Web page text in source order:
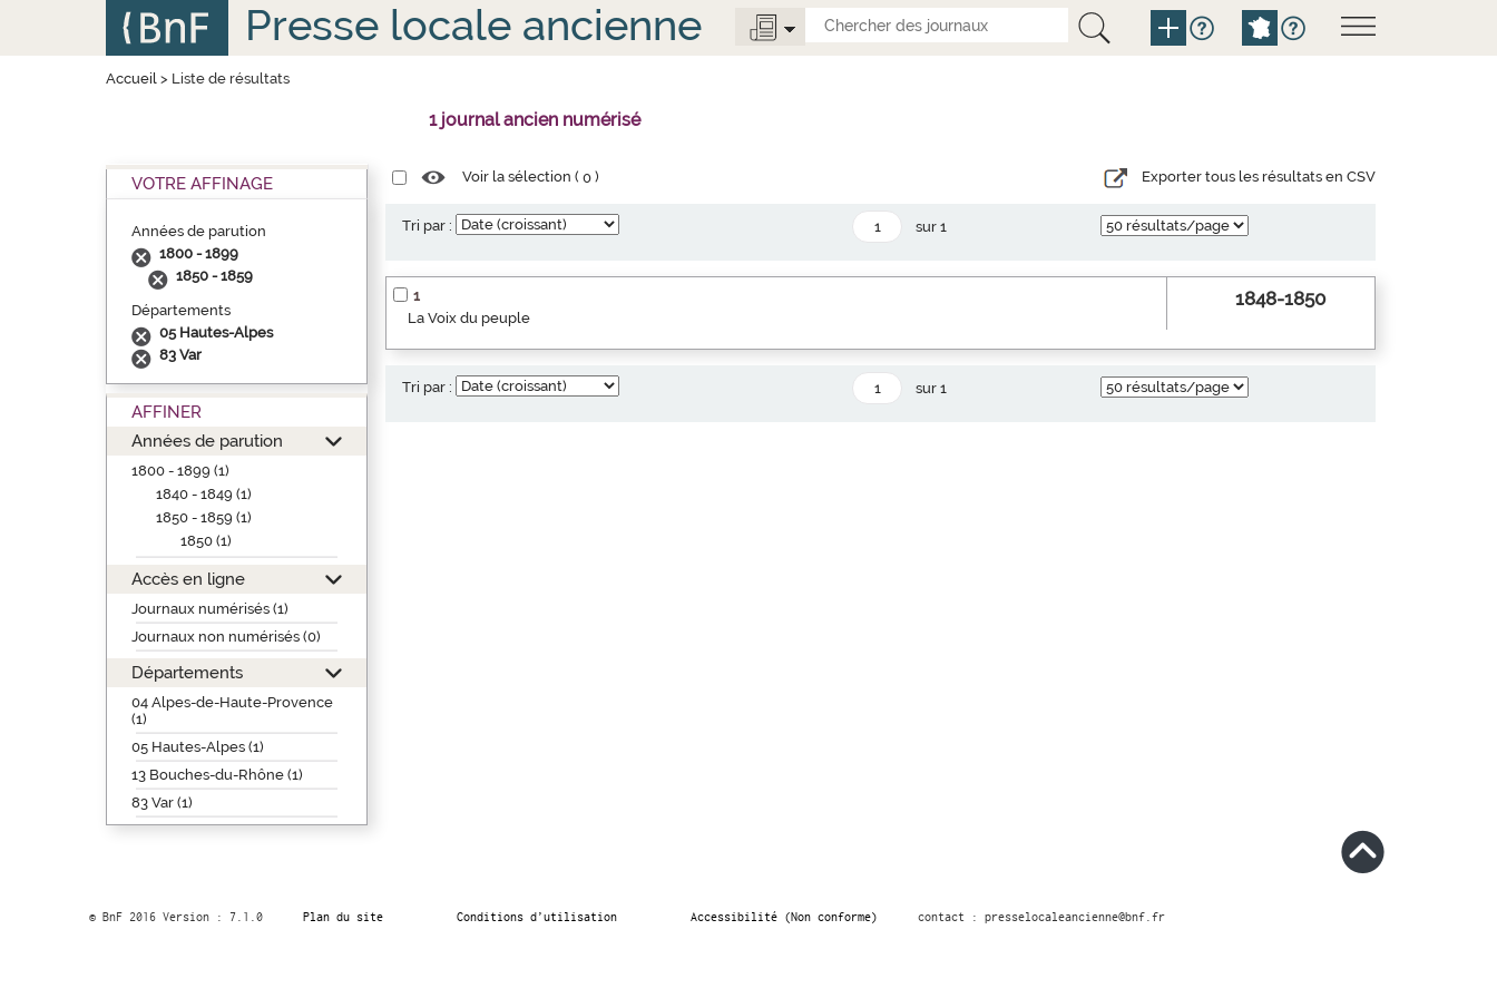
Presse locale ancienne
Accueil> Liste de résultats
1 journal ancien numérisé
VOTRE AFFINAGE
Années de parution
1800 - 1899
1850 - 1859
Départements
05 Hautes-Alpes
83 Var
AFFINER
Années de parution
1800 - 1899 (1)
1840 - 1849 (1)
1850 - 1859 (1)
1850 (1)
Accès en ligne
Journaux numérisés (1)
Journaux non numérisés (0)
Départements
04 Alpes-de-Haute-Provence
(1)
05 Hautes-Alpes (1)
13 Bouches-du-Rhône (1)
83 Var (1)
Voir la sélection (0 ) Exporter tous les résultats en CSV
Tri par : sur 1
1
La Voix du peuple
1848-1850
Tri par : sur 1
© BnF 2016 Version : 7.1.0 Plan du site Conditions d’utilisation Accessibilité (Non conforme) contact : presselocaleancienne@bnf.fr
Panneau de gestion des cookies